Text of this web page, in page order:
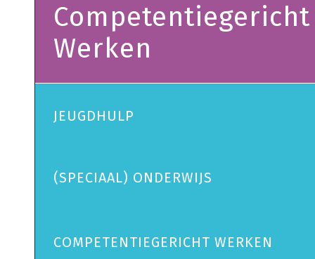
Competentiegericht
Werken
JEUGDHULP
(SPECIAAL) ONDERWIJS
COMPETENTIEGERICHT WERKEN